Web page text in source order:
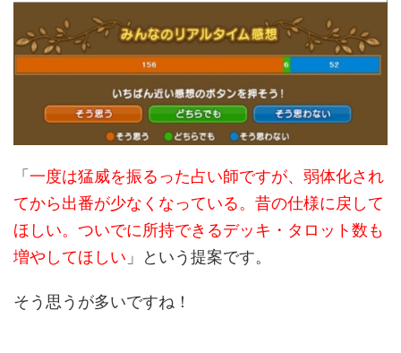
「 一度は猛威を振るった占い師ですが、弱体化され
てから出番が少なくなっている。昔の仕様に戻して
ほしい。ついでに所持できるデッキ・タロット数も
増やしてほしい 」という提案です。
そう思うが多いですね！